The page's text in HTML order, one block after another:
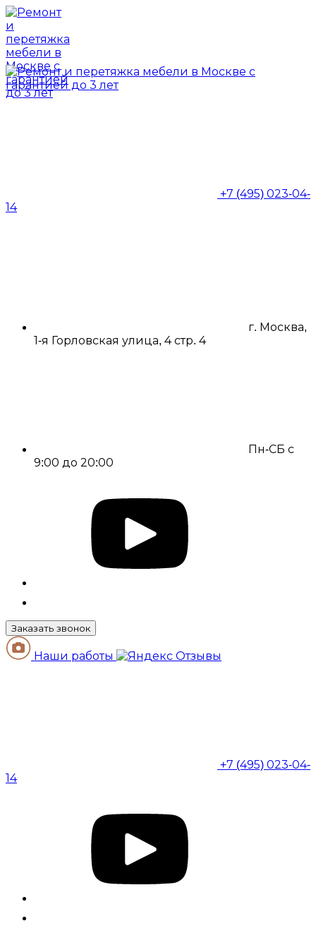
+7 (495) 023-04-
14
г. Москва,
1-я Горловская улица, 4 стр. 4
Пн-СБ с
9:00 до 20:00
Заказать звонок
Наши работы
+7 (495) 023-04-
14